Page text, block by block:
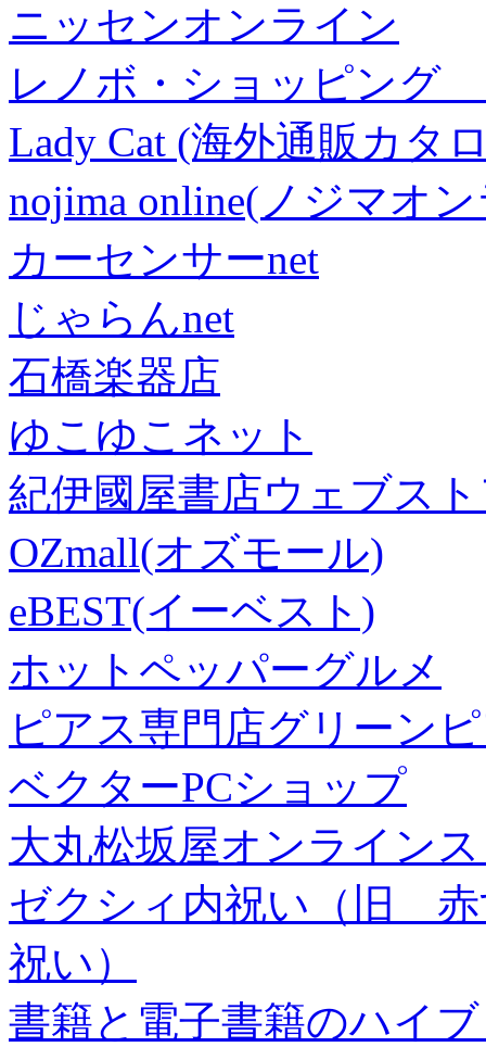
ニッセンオンライン
レノボ・ショッピング
Lady Cat (海外通販カタ
nojima online(ノジマオ
カーセンサーnet
じゃらんnet
石橋楽器店
ゆこゆこネット
紀伊國屋書店ウェブス
OZmall(オズモール)
eBEST(イーベスト)
ホットペッパーグルメ
ピアス専門店グリーン
ベクターPCショップ
大丸松坂屋オンライン
ゼクシィ内祝い（旧 赤
祝い）
書籍と電子書籍のハイ